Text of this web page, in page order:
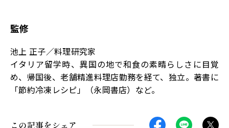
監修
池上 正子／料理研究家
イタリア留学時、異国の地で和食の素晴らしさに目覚
め、帰国後、老舗精進料理店勤務を経て、独立。著書に
「節約冷凍レシピ」（永岡書店）など。
この記事をシェア